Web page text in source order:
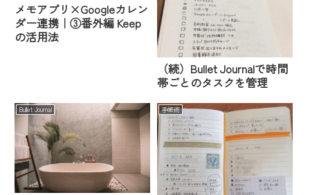
メモアプリ×Googleカレン
ダー連携｜③番外編 Keep
の活用法
（続）Bullet Journalで時間
帯ごとのタスクを管理
Bullet Journal 手帳術